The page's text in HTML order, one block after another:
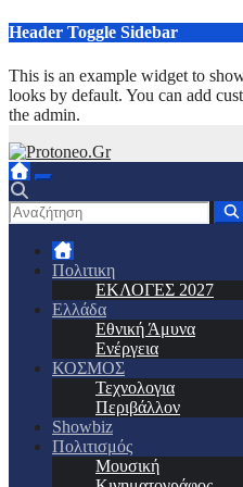
Μετάβαση
περιεχόμενο
Header Toggle Sidebar
This is an example widget to
looks by default. You can add
the admin.
Πολιτικη
ΕΚΛΟΓΕΣ 2027
Ελλάδα
Εθνική Άμυνα
Ενέργεια
ΚΟΣΜΟΣ
Τεχνολογια
Περιβάλλον
Showbiz
Πολιτισμός
Μουσική